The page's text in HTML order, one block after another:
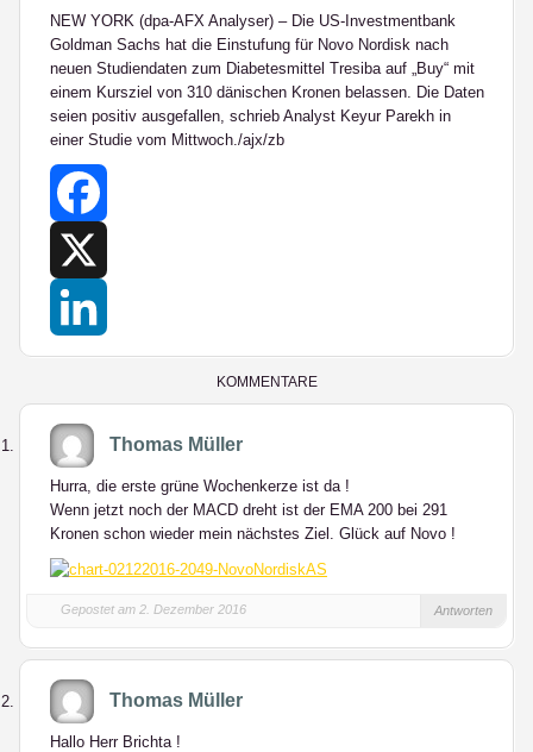
NEW YORK (dpa-AFX Analyser) – Die US-Investmentbank
Goldman Sachs hat die Einstufung für Novo Nordisk nach
neuen Studiendaten zum Diabetesmittel Tresiba auf „Buy“ mit
einem Kursziel von 310 dänischen Kronen belassen. Die Daten
seien positiv ausgefallen, schrieb Analyst Keyur Parekh in
einer Studie vom Mittwoch./ajx/zb
Facebook
KOMMENTARE
Thomas Müller
Hurra, die erste grüne Wochenkerze ist da !
Wenn jetzt noch der MACD dreht ist der EMA 200 bei 291
Kronen schon wieder mein nächstes Ziel. Glück auf Novo !
Gepostet am 2. Dezember 2016 Antworten
Thomas Müller
Hallo Herr Brichta !